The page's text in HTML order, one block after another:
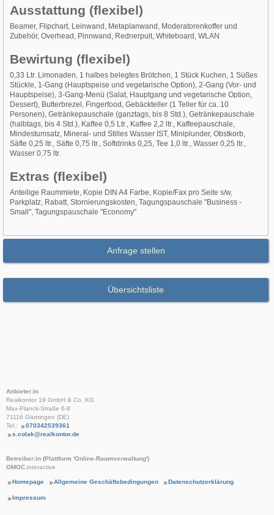
Ausstattung (flexibel)
Beamer, Flipchart, Leinwand, Metaplanwand, Moderatorenkoffer und
Zubehör, Overhead, Pinnwand, Rednerpult, Whiteboard, WLAN
Bewirtung (flexibel)
0,33 Ltr. Limonaden, 1 halbes belegtes Brötchen, 1 Stück Kuchen, 1 Süßes
Stückle, 1-Gang (Hauptspeise und vegetarische Option), 2-Gang (Vor- und
Hauptspeise), 3-Gang-Menü (Salat, Hauptgang und vegetarische Option,
Dessert), Butterbrezel, Fingerfood, Gebäckteller (1 Teller für ca. 10
Personen), Getränkepauschale (ganztags, bis 8 Std.), Getränkepauschale
(halbtags, bis 4 Std.), Kaffee 0,5 Ltr., Kaffee 2,2 ltr., Kaffeepauschale,
Mindestumsatz, Mineral- und Stilles Wasser IST, Miniplunder, Obstkorb,
Säfte 0,25 ltr., Säfte 0,75 ltr., Softdrinks 0,25, Tee 1,0 ltr., Wasser 0,25 ltr.,
Wasser 0,75 ltr.
Extras (flexibel)
Anteilige Raummiete, Kopie DIN A4 Farbe, Kopie/Fax pro Seite s/w,
Parkplatz, Rabatt, Stornierungskosten, Tagungspauschale "Business -
Small", Tagungspauschale "Economy"
Anfrage stellen
Übersichtsliste
Anbieter:in
Realkontor 19 GmbH & Co. KG
Max-Planck-Straße 6-8
71116 Gärtringen (DE)
Tel.:
070342539361
s.colak@realkontor.de
Betreiber:in (Plattform 'Online-Raumverwaltung')
OMOC.interactive
Homepage Allgemeine Geschäftsbedingungen Datenschutzerklärung
Impressum